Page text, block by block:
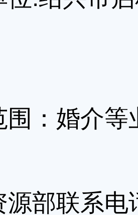
围：婚介等
源部联系